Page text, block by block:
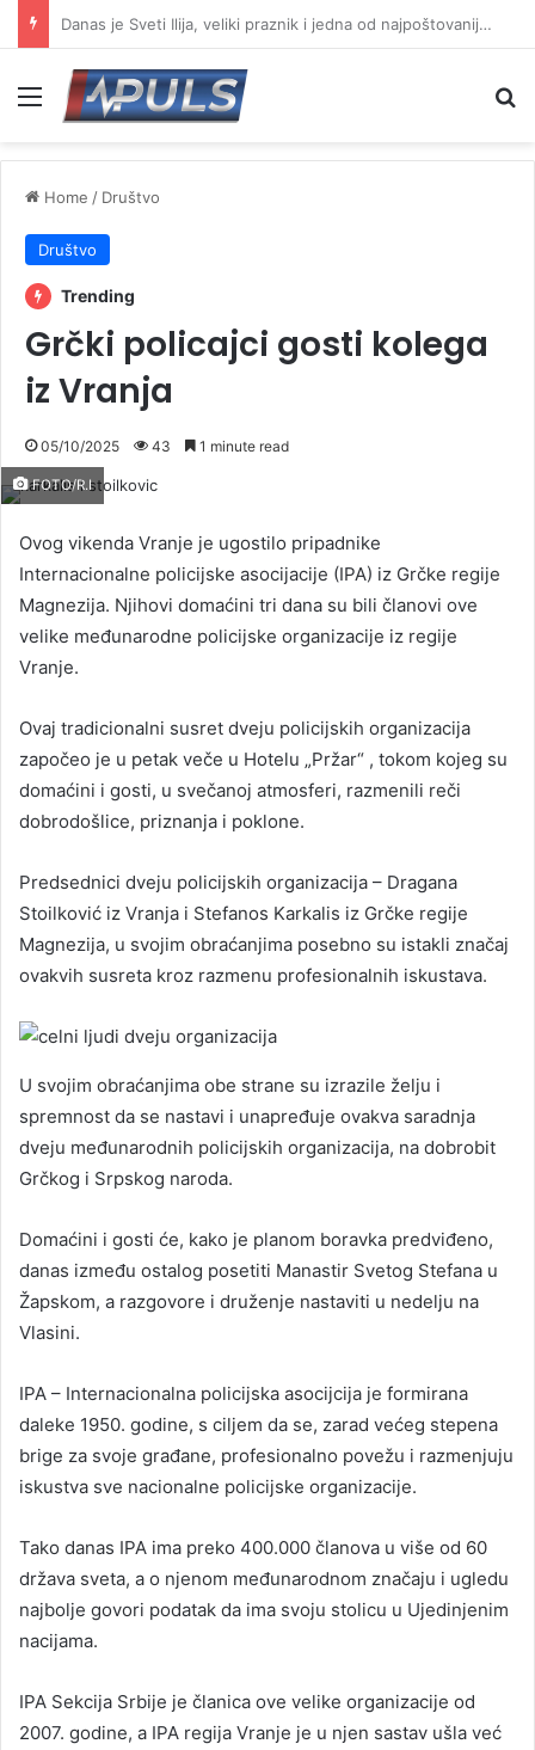
Devet novih specijalizacija za lekare Zdravstvenog centra Vranje
Menu
Home / Društvo
Društvo
Trending
Grčki policajci gosti kolega
iz Vranja
05/10/2025 43 1 minute read
FOTO/R.I
Ovog vikenda Vranje je ugostilo pripadnike
Internacionalne policijske asocijacije (IPA) iz Grčke regije
Magnezija. Njihovi domaćini tri dana su bili članovi ove
velike međunarodne policijske organizacije iz regije
Vranje.
Ovaj tradicionalni susret dveju policijskih organizacija
započeo je u petak veče u Hotelu „Pržar“ , tokom kojeg su
domaćini i gosti, u svečanoj atmosferi, razmenili reči
dobrodošlice, priznanja i poklone.
Predsednici dveju policijskih organizacija – Dragana
Stoilković iz Vranja i Stefanos Karkalis iz Grčke regije
Magnezija, u svojim obraćanjima posebno su istakli značaj
ovakvih susreta kroz razmenu profesionalnih iskustava.
U svojim obraćanjima obe strane su izrazile želju i
spremnost da se nastavi i unapređuje ovakva saradnja
dveju međunarodnih policijskih organizacija, na dobrobit
Grčkog i Srpskog naroda.
Domaćini i gosti će, kako je planom boravka predviđeno,
danas između ostalog posetiti Manastir Svetog Stefana u
Žapskom, a razgovore i druženje nastaviti u nedelju na
Vlasini.
IPA – Internacionalna policijska asocijcija je formirana
daleke 1950. godine, s ciljem da se, zarad većeg stepena
brige za svoje građane, profesionalno povežu i razmenjuju
iskustva sve nacionalne policijske organizacije.
Tako danas IPA ima preko 400.000 članova u više od 60
država sveta, a o njenom međunarodnom značaju i ugledu
najbolje govori podatak da ima svoju stolicu u Ujedinjenim
nacijama.
IPA Sekcija Srbije je članica ove velike organizacije od
2007. godine, a IPA regija Vranje je u njen sastav ušla već